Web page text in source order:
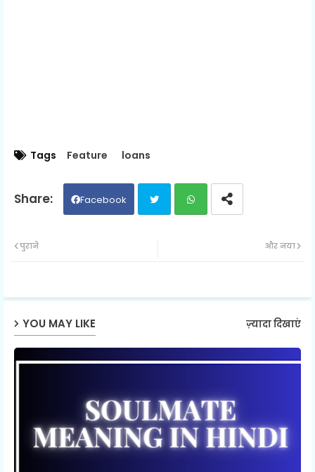
Tags Feature loans
Facebook
ap
और नया
पुराने
YOU MAY LIKE ज़्यादा दिखाएं